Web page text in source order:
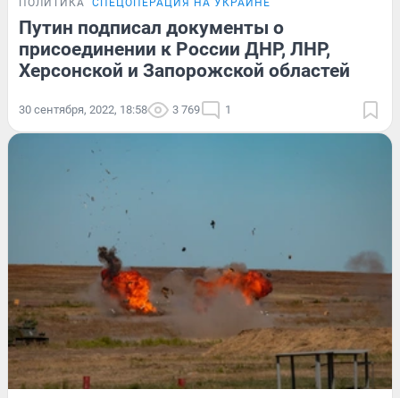
Путин подписал документы о
присоединении к России ДНР, ЛНР,
Херсонской и Запорожской областей
30 сентября, 2022, 18:58 3 769 1